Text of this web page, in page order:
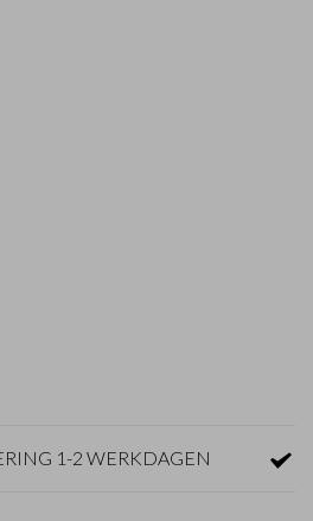
1-2 WERKDAGEN